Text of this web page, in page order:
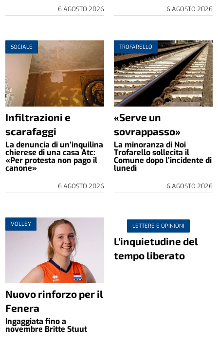
6 AGOSTO 2026 6 AGOSTO 2026
SOCIALE
Infiltrazioni e
scarafaggi
La denuncia di un’inquilina
chierese di una casa Atc:
«Per protesta non pago il
canone»
6 AGOSTO 2026
TROFARELLO
«Serve un
sovrappasso»
La minoranza di Noi
Trofarello sollecita il
Comune dopo l’incidente di
lunedì
6 AGOSTO 2026
VOLLEY
Nuovo rinforzo per il
Fenera
Ingaggiata fino a
novembre Britte Stuut
LETTERE E OPINIONI
L’inquietudine del
tempo liberato